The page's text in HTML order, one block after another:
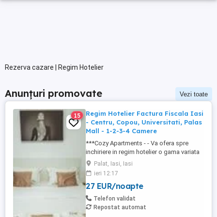
Rezerva cazare | Regim Hotelier
Anunțuri promovate Vezi toate
15
Regim Hotelier Factura Fiscala Iasi
- Centru, Copou, Universitati, Palas
Mall - 1-2-3-4 Camere
***Cozy Apartments - - Va ofera spre
inchiriere in regim hotelier o gama variata
de apartamente si garsoniere situate in
puncte cheie ale orasului doar in
complexe rezidentiale noi: *Zona Palas
Mall - Centru - Complex Lazar Residence;
*Zona Palas Mall - Centru Complex Q
Residence; *Zona Palas Mall - ...
Palat, Iasi, Iasi
ieri 12:17
27 EUR/noapte
Telefon validat
Repostat automat